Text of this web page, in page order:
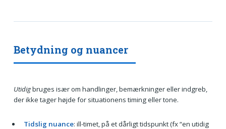
Betydning og nuancer
Utidigbruges især om handlinger, bemærkninger eller indgreb,
der ikke tager højde for situationens timing eller tone.
Tidslig nuance: ill-timet, på et dårligt tidspunkt (fx “en utidig